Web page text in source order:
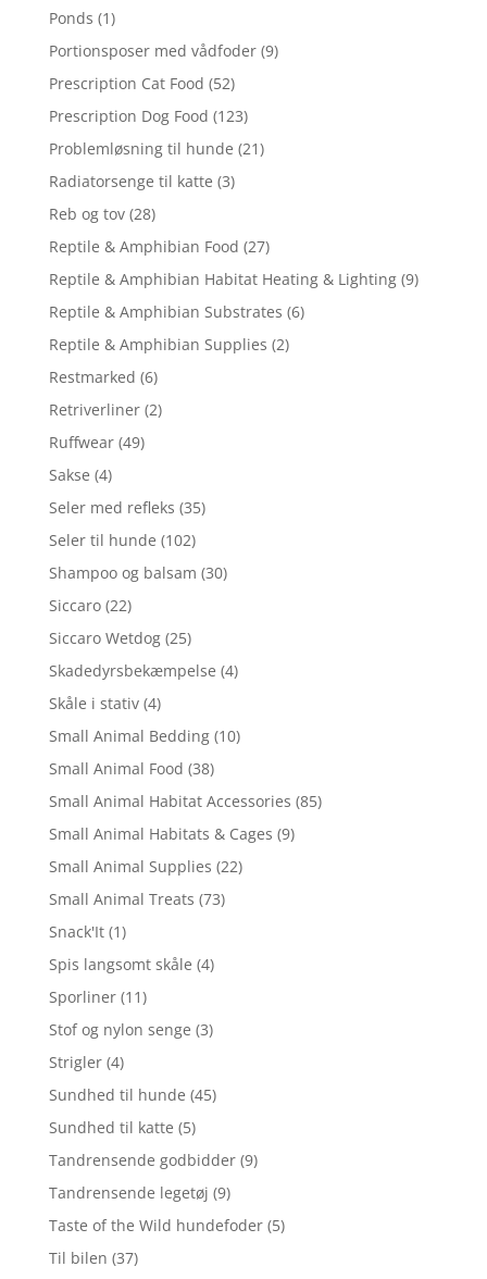
Ponds (1)
Portionsposer med vådfoder (9)
Prescription Cat Food (52)
Prescription Dog Food (123)
Problemløsning til hunde (21)
Radiatorsenge til katte (3)
Reb og tov (28)
Reptile & Amphibian Food (27)
Reptile & Amphibian Habitat Heating & Lighting (9)
Reptile & Amphibian Substrates (6)
Reptile & Amphibian Supplies (2)
Restmarked (6)
Retriverliner (2)
Ruffwear (49)
Sakse (4)
Seler med refleks (35)
Seler til hunde (102)
Shampoo og balsam (30)
Siccaro (22)
Siccaro Wetdog (25)
Skadedyrsbekæmpelse (4)
Skåle i stativ (4)
Small Animal Bedding (10)
Small Animal Food (38)
Small Animal Habitat Accessories (85)
Small Animal Habitats & Cages (9)
Small Animal Supplies (22)
Small Animal Treats (73)
Snack'It (1)
Spis langsomt skåle (4)
Sporliner (11)
Stof og nylon senge (3)
Strigler (4)
Sundhed til hunde (45)
Sundhed til katte (5)
Tandrensende godbidder (9)
Tandrensende legetøj (9)
Taste of the Wild hundefoder (5)
Til bilen (37)